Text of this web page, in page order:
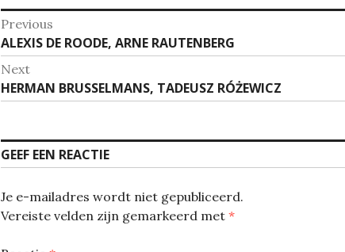
Bericht
navigatie
Previous
Previous
post:
ALEXIS DE ROODE, ARNE RAUTENBERG
Next
Next
post:
HERMAN BRUSSELMANS, TADEUSZ RÓŻEWICZ
GEEF EEN REACTIE
Je e-mailadres wordt niet gepubliceerd.
Vereiste velden zijn gemarkeerd met *